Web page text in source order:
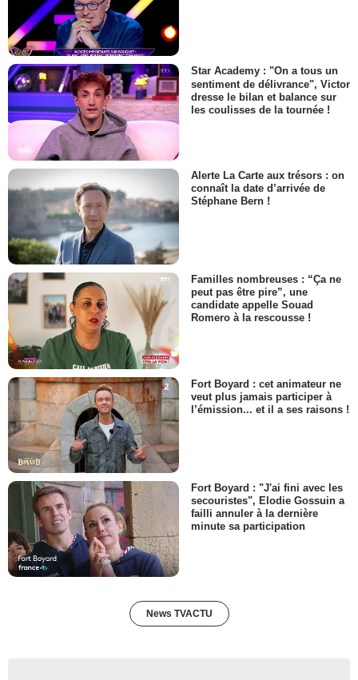
Star Academy : "On a tous un
sentiment de délivrance", Victor
dresse le bilan et balance sur
les coulisses de la tournée !
Alerte La Carte aux trésors : on
connaît la date d’arrivée de
Stéphane Bern !
Familles nombreuses : “Ça ne
peut pas être pire”, une
candidate appelle Souad
Romero à la rescousse !
Fort Boyard : cet animateur ne
veut plus jamais participer à
l’émission... et il a ses raisons !
Fort Boyard : "J'ai fini avec les
secouristes", Elodie Gossuin a
failli annuler à la dernière
minute sa participation
News TVACTU